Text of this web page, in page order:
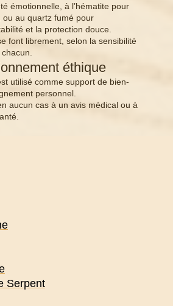
émotionnelle, à l’hématite pour
ou au quartz fumé pour
et la protection douce.
font librement, selon la sensibilité
éthique
utilisé comme support de bien-
personnel.
aucun cas à un avis médical ou à
Serpent